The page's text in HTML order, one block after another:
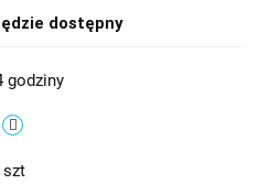
dostępny
godziny
szt